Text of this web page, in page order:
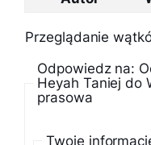
Przeglądanie
Odpowiedz na:
Heyah Taniej do
prasowa
Twoje